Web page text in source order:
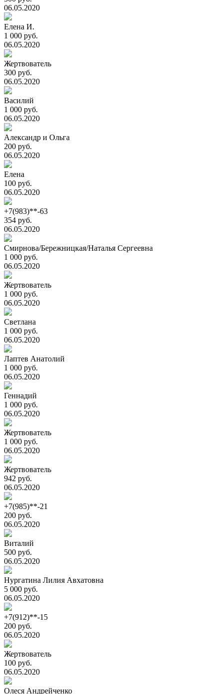
06.05.2020
Елена И.
1 000 руб.
06.05.2020
Жертвователь
300 руб.
06.05.2020
Василий
1 000 руб.
06.05.2020
Александр и Ольга
200 руб.
06.05.2020
Елена
100 руб.
06.05.2020
+7(983)**-63
354 руб.
06.05.2020
Смирнова/Бережницкая/Наталья Сергеевна
1 000 руб.
06.05.2020
Жертвователь
1 000 руб.
06.05.2020
Светлана
1 000 руб.
06.05.2020
Лаптев Анатолий
1 000 руб.
06.05.2020
Геннадий
1 000 руб.
06.05.2020
Жертвователь
1 000 руб.
06.05.2020
Жертвователь
942 руб.
06.05.2020
+7(985)**-21
200 руб.
06.05.2020
Виталий
500 руб.
06.05.2020
Нургатина Лилия Авхатовна
5 000 руб.
06.05.2020
+7(912)**-15
200 руб.
06.05.2020
Жертвователь
100 руб.
06.05.2020
Олеся Андрейченко